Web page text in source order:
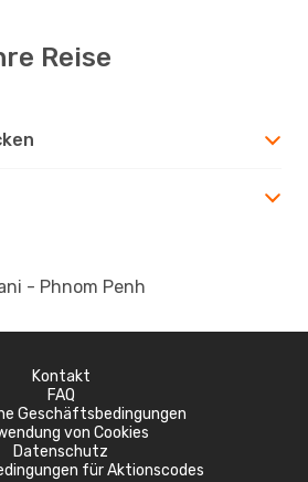
Reise
- Phnom Penh
Kontakt
FAQ
Geschäftsbedingungen
von Cookies
Datenschutz
für Aktionscodes